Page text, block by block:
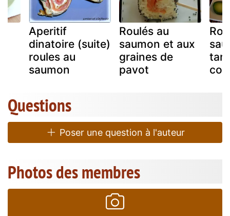
Aperitif
dinatoire (suite)
roules au
saumon
Roulés au
saumon et aux
graines de
pavot
Questions
Poser une question à l'auteur
Photos des membres